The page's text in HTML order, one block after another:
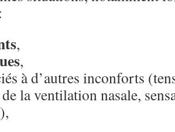
,
,
à d’autres inconforts
la ventilation nasale,